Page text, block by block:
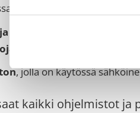
että perinteisessä mediassa
asiakkuuksien hoitoon
, jolla on käytössä
kaikki ohjelmistot ja